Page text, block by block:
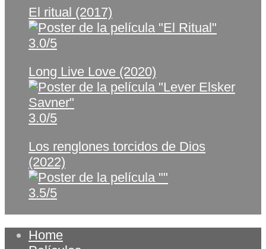
El ritual (2017)
3.0/5
Long Live Love (2020)
3.0/5
Los renglones torcidos de Dios
(2022)
3.5/5
Home